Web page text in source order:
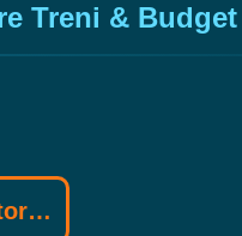
Treni &